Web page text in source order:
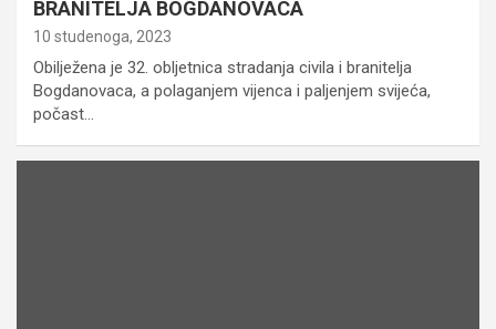
BRANITELJA BOGDANOVACA
10 studenoga, 2023
Obilježena je 32. obljetnica stradanja civila i branitelja
Bogdanovaca, a polaganjem vijenca i paljenjem svijeća,
počast…